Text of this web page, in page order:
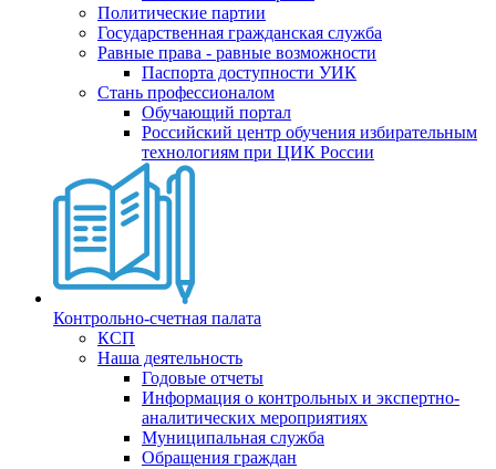
Политические партии
Государственная гражданская служба
Равные права - равные возможности
Паспорта доступности УИК
Стань профессионалом
Обучающий портал
Российский центр обучения избирательным
технологиям при ЦИК России
Контрольно-счетная палата
КСП
Наша деятельность
Годовые отчеты
Информация о контрольных и экспертно-
аналитических мероприятиях
Муниципальная служба
Обращения граждан